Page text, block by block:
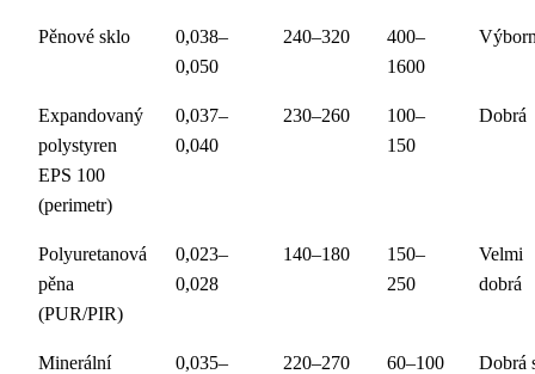
Pěnové sklo
0,038–
0,050
240–320
400–
1600
Expandovaný
polystyren
EPS 100
(perimetr)
0,037–
0,040
230–260
100–
150
Dobrá
Polyuretanová
pěna
(PUR/PIR)
0,023–
0,028
140–180
150–
250
Velmi
dobrá
Minerální
0,035–
220–270 60–100
Dobrá